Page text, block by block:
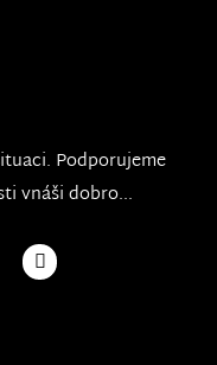
Podporujeme
vnáši dobro...